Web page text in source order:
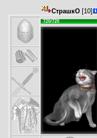
СтрашкО [10]
720/720